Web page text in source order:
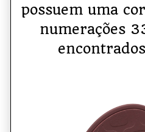
possuem uma
numerações